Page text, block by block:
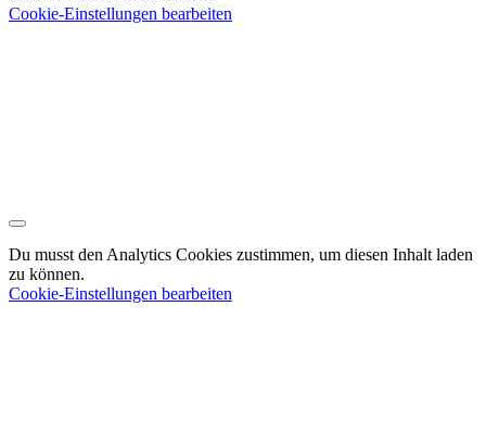
Cookie-Einstellungen bearbeiten
Du musst den Analytics Cookies zustimmen, um diesen Inhalt laden
zu können.
Cookie-Einstellungen bearbeiten